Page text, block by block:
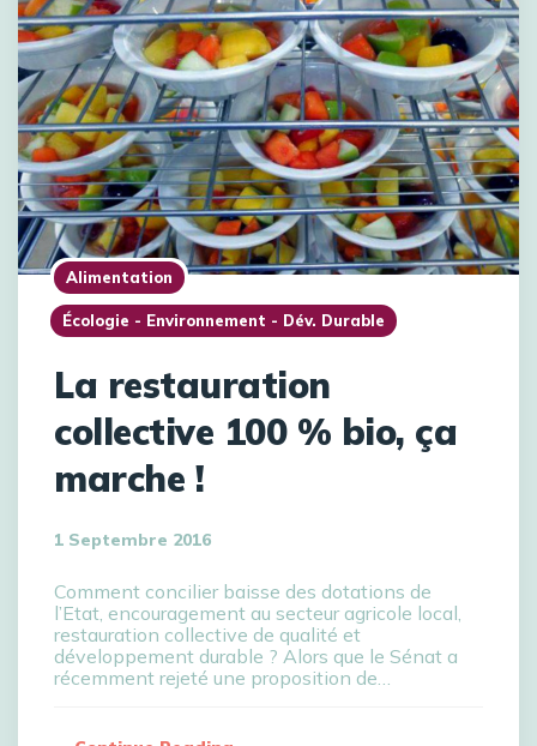
Alimentation
Écologie - Environnement - Dév. Durable
La restauration
collective 100 % bio, ça
marche !
1 Septembre 2016
Comment concilier baisse des dotations de
l’Etat, encouragement au secteur agricole local,
restauration collective de qualité et
développement durable ? Alors que le Sénat a
récemment rejeté une proposition de…